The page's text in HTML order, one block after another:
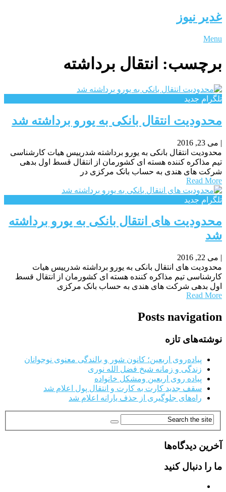
غدیر نیوز
Menu
برچسب: انتقال برداشته
تلگرام جدید
محدودیت انتقال بانکی به یورو برداشته شد
| می 23, 2016
محدودیت انتقال بانکی به یورو برداشته شدرییس هیات کارشناسی
تیم مذاکره کننده هسته ای کشورمان از انتقال قسط اول بدهی
شرکت های هندی به حساب بانک مرکزی در
Read More
تلگرام جدید
محدودیت های انتقال بانکی به یورو برداشته
شد
| می 22, 2016
محدودیت های انتقال بانکی به یورو برداشته شدرییس هیات
کارشناسی تیم مذاکره کننده هسته ای کشورمان از انتقال قسط
اول بدهی شرکت های هندی به حساب بانک مرکزی
Read More
Posts navigation
نوشته‌های تازه
پیاده‌روی اربعین؛ کانون شور و بالندگی معنوی نوجوانان
زندگی و زمانه شیخ فضل الله نوری
پیاده روی اربعین ومشکل خانواده
سقف جدید کارت به کارت و انتقال پول اعلام شد
راه‌های جلوگیری از حذف یارانه اعلام شد
آخرین دیدگاه‌ها
ما را دنبال کنید